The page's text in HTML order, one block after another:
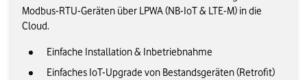
Modbus-RTU-Geräten über LPWA (NB-IoT & LTE-M) in die
Cloud.
Einfache Installation & Inbetriebnahme
Einfaches IoT-Upgrade von Bestandsgeräten (Retrofit)